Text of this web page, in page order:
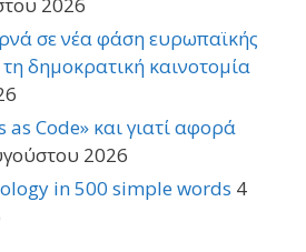
σε νέα φάση ευρωπαϊκής
δημοκρατική καινοτομία
as Code» και γιατί αφορά
2026
in 500 simple words 4